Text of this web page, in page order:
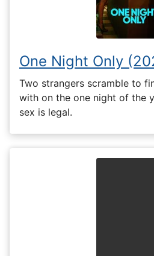
One Night Only
Two strangers scramble to
with on the one night of the
sex is legal.